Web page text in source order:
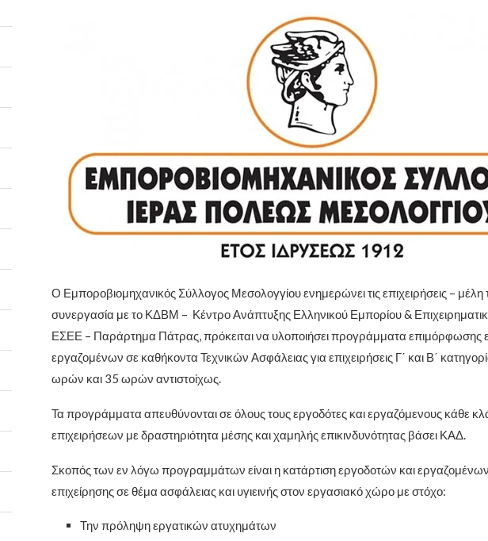
Ο Εμποροβιομηχανικός Σύλλογος Μεσολογγίου ενημερώνει τις επιχειρήσεις – μέλη
συνεργασία με το ΚΔΒΜ – Κέντρο Ανάπτυξης Ελληνικού Εμπορίου &
ΕΣΕΕ – Παράρτημα Πάτρας, πρόκειται να υλοποιήσει προγράμματα επιμόρφωσης
εργαζομένων σε καθήκοντα Τεχνικών Ασφάλειας για επιχειρήσεις Γ΄ και Β΄
ωρών και 35 ωρών αντιστοίχως.
Τα προγράμματα απευθύνονται σε όλους τους εργοδότες και εργαζόμενους κάθε
επιχειρήσεων με δραστηριότητα μέσης και χαμηλής επικινδυνότητας βάσει ΚΑΔ.
Σκοπός των εν λόγω προγραμμάτων είναι η κατάρτιση εργοδοτών και
επιχείρησης σε θέμα ασφάλειας και υγιεινής στον εργασιακό χώρο με στόχο:
Την πρόληψη εργατικών ατυχημάτων